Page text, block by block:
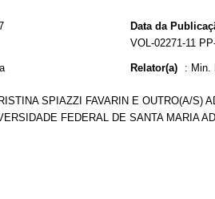
Data da
VOL-02271-11
Relator(a) : Min.
SPIAZZI FAVARIN E OUTRO(A/S)
FEDERAL DE SANTA MARIA